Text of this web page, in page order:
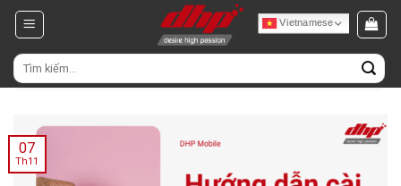
Chuyển
đến
nội
dung
Tìm
kiếm:
07
Th11
Vietnamese